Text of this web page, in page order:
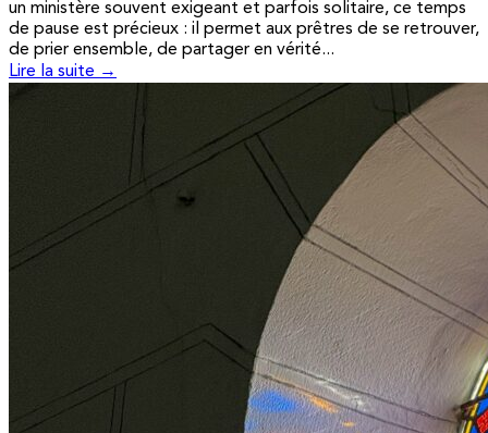
un ministère souvent exigeant et parfois solitaire, ce temps
de pause est précieux : il permet aux prêtres de se retrouver,
de prier ensemble, de partager en vérité...
Lire la suite →